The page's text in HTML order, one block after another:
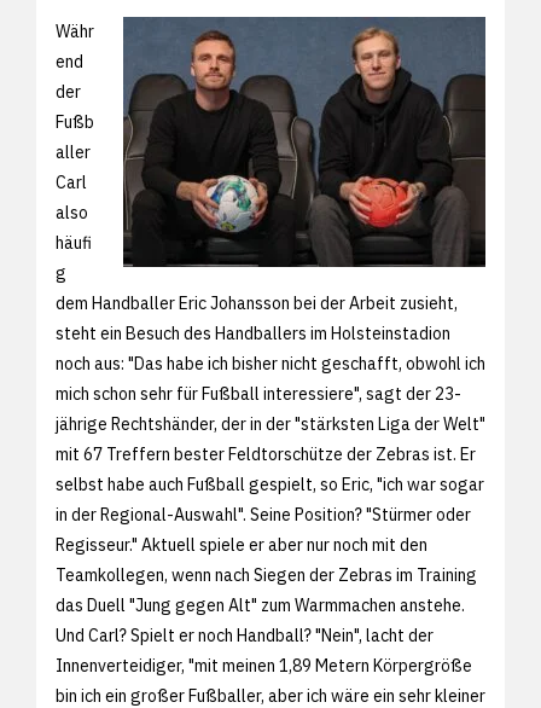
Währ
end
der
Fußb
aller
Carl
also
häufi
g
dem Handballer Eric Johansson bei der Arbeit zusieht,
steht ein Besuch des Handballers im Holsteinstadion
noch aus: "Das habe ich bisher nicht geschafft, obwohl ich
mich schon sehr für Fußball interessiere", sagt der 23-
jährige Rechtshänder, der in der "stärksten Liga der Welt"
mit 67 Treffern bester Feldtorschütze der Zebras ist. Er
selbst habe auch Fußball gespielt, so Eric, "ich war sogar
in der Regional-Auswahl". Seine Position? "Stürmer oder
Regisseur." Aktuell spiele er aber nur noch mit den
Teamkollegen, wenn nach Siegen der Zebras im Training
das Duell "Jung gegen Alt" zum Warmmachen anstehe.
Und Carl? Spielt er noch Handball? "Nein", lacht der
Innenverteidiger, "mit meinen 1,89 Metern Körpergröße
bin ich ein großer Fußballer, aber ich wäre ein sehr kleiner